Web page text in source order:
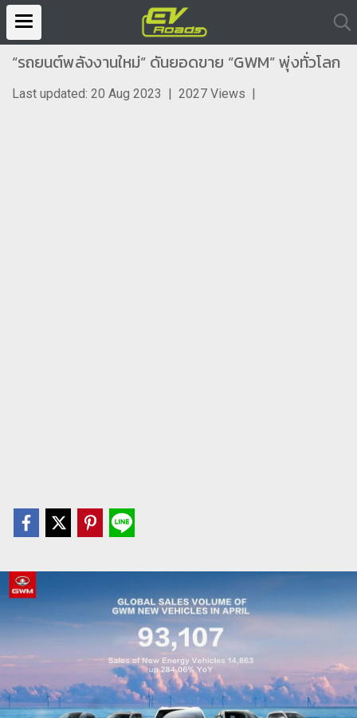
“รถยนต์พลังงานใหม่” ดันยอดขาย “GWM” พุ่งทั่วโลก
Last updated: 20 Aug 2023 | 2027 Views |